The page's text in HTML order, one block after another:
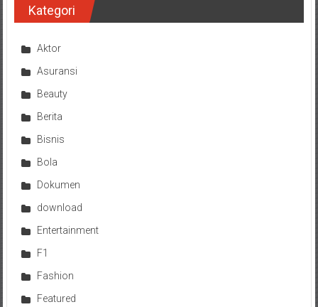
Kategori
Aktor
Asuransi
Beauty
Berita
Bisnis
Bola
Dokumen
download
Entertainment
F1
Fashion
Featured